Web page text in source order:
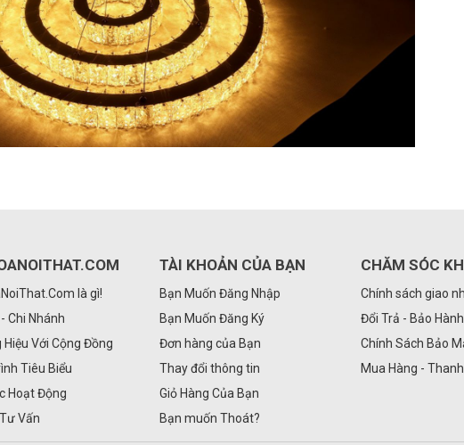
là gì!
Chi Nhánh
Với Cộng Đồng
Tiêu Biểu
Hoạt Động
Tư Vấn
TÀI KHOẢN CỦA BẠN
Bạn Muốn Đăng Nhập
Bạn Muốn Đăng Ký
Đơn hàng của Bạn
Thay đổi thông tin
Giỏ Hàng Của Bạn
Bạn muốn Thoát?
CHĂM SÓC
Chính sách giao
Đổi Trả - Bảo Hành
Chính Sách Bảo
Mua Hàng -